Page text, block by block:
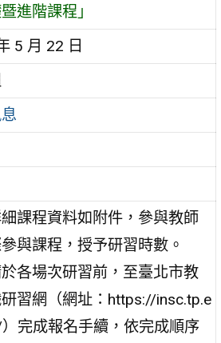
進階課程」
5 月 22 日
課程資料如附件，參與教師
與課程，授予研習時數。
各場次研習前，至臺北市教
習網（網址：https://insc.tp.e
完成報名手續，依完成順序